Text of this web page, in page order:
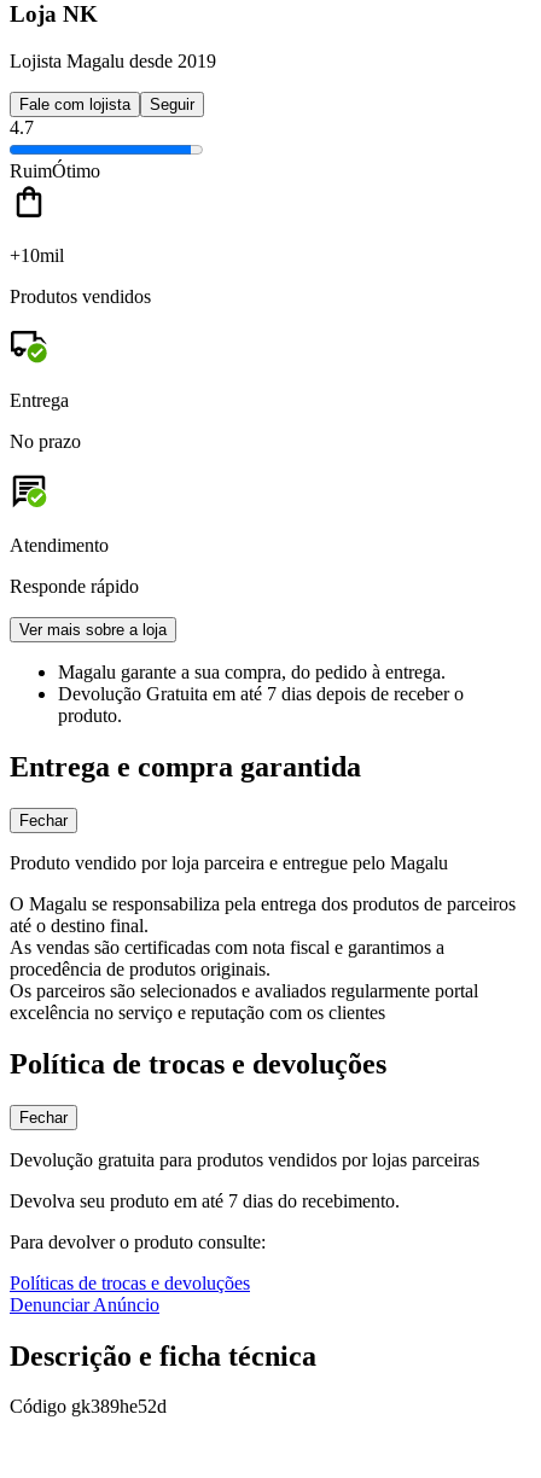
Loja NK
Lojista Magalu desde 2019
Fale com lojista Seguir
4.7
RuimÓtimo
+10mil
Produtos vendidos
Entrega
No prazo
Atendimento
Responde rápido
Ver mais sobre a loja
Magalu garante a sua compra, do pedido à entrega.
Devolução Gratuita em até 7 dias depois de receber o
produto.
Entrega e compra garantida
Fechar
Produto vendido por loja parceira e entregue pelo Magalu
O Magalu se responsabiliza pela entrega dos produtos de parceiros
até o destino final.
As vendas são certificadas com nota fiscal e garantimos a
procedência de produtos originais.
Os parceiros são selecionados e avaliados regularmente portal
excelência no serviço e reputação com os clientes
Política de trocas e devoluções
Fechar
Devolução gratuita para produtos vendidos por lojas parceiras
Devolva seu produto em até 7 dias do recebimento.
Para devolver o produto consulte:
Políticas de trocas e devoluções
Denunciar Anúncio
Descrição e ficha técnica
Código gk389he52d